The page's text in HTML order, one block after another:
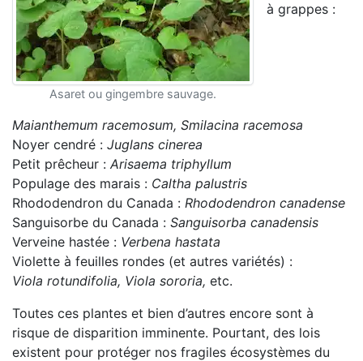
Asaret ou gingembre sauvage.
à grappes :
Maianthemum racemosum, Smilacina racemosa
Noyer cendré : Juglans cinerea
Petit prêcheur : Arisaema triphyllum
Populage des marais : Caltha palustris
Rhododendron du Canada : Rhododendron canadense
Sanguisorbe du Canada : Sanguisorba canadensis
Verveine hastée : Verbena hastata
Violette à feuilles rondes (et autres variétés) :
Viola rotundifolia, Viola sororia, etc.
Toutes ces plantes et bien d’autres encore sont à
risque de disparition imminente. Pourtant, des lois
existent pour protéger nos fragiles écosystèmes du